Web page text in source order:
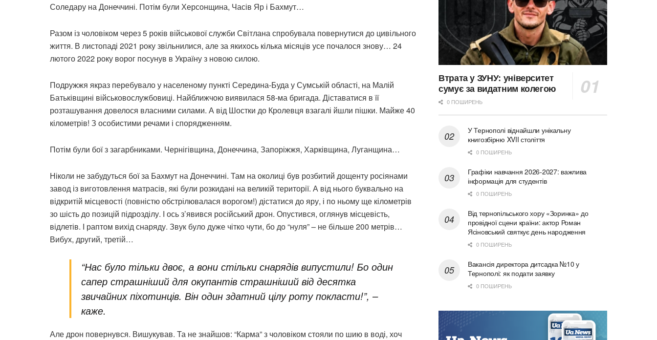
Соледару на Донеччині. Потім були Херсонщина, Часів Яр і Бахмут…
Разом із чоловіком через 5 років військової служби Світлана спробувала повернутися до цивільного
життя. В листопаді 2021 року звільнилися, але за якихось кілька місяців усе почалося знову… 24
лютого 2022 року ворог посунув в Україну з новою силою.
Подружжя якраз перебувало у населеному пункті Середина-Буда у Сумській області, на Малій
Батьківщині військовослужбовиці. Найближчою виявилася 58-ма бригада. Діставатися в її
розташування довелося власними силами. А від Шостки до Кролевця взагалі йшли пішки. Майже 40
кілометрів! З особистими речами і спорядженням.
Потім були бої з загарбниками. Чернігівщина, Донеччина, Запоріжжя, Харківщина, Луганщина…
Ніколи не забудуться бої за Бахмут на Донеччині. Там на околиці був розбитий дощенту росіянами
завод із виготовлення матрасів, які були розкидані на великій території. А від нього буквально на
відкритій місцевості (повністю обстрілювалася ворогом!) дістатися до яру, і по ньому ще кілометрів
зо шість до позицій підрозділу. І ось з’явився російський дрон. Опустився, оглянув місцевість,
відлетів. І раптом вихід снаряду. Звук було дуже чітко чути, бо до “нуля” – не більше 200 метрів…
Вибух, другий, третій…
“Нас було тільки двоє, а вони стільки снарядів випустили! Бо один
сапер страшніший для окупантів страшніший від десятка
звичайних піхотинців. Він один здатний цілу роту покласти!”, –
каже.
Але дрон повернувся. Вишукував. Та не знайшов: “Карма” з чоловіком стояли по шию в воді, хоч
Втрата у ЗУНУ: університет
сумує за видатним колегою
0 ПОШИРЕНЬ
У Тернополі віднайшли унікальну
книгозбірню XVII століття
0 ПОШИРЕНЬ
Графіки навчання 2026-2027: важлива
інформація для студентів
0 ПОШИРЕНЬ
Від тернопільського хору «Зоринка» до
провідної сцени країни: актор Роман
Ясіновський святкує день народження
0 ПОШИРЕНЬ
Вакансія директора дитсадка №10 у
Тернополі: як подати заявку
0 ПОШИРЕНЬ